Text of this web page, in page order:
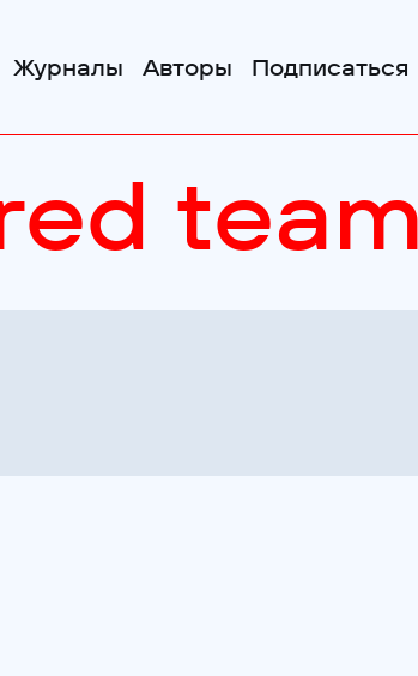
Журналы Авторы Подписаться